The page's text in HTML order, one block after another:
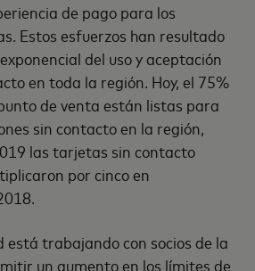
de pago para los
Estos esfuerzos han resultado
del uso y aceptación
en toda la región. Hoy, el 75%
de venta están listas para
sin contacto en la región,
las tarjetas sin contacto
por cinco en
trabajando con socios de la
un aumento en los límites de